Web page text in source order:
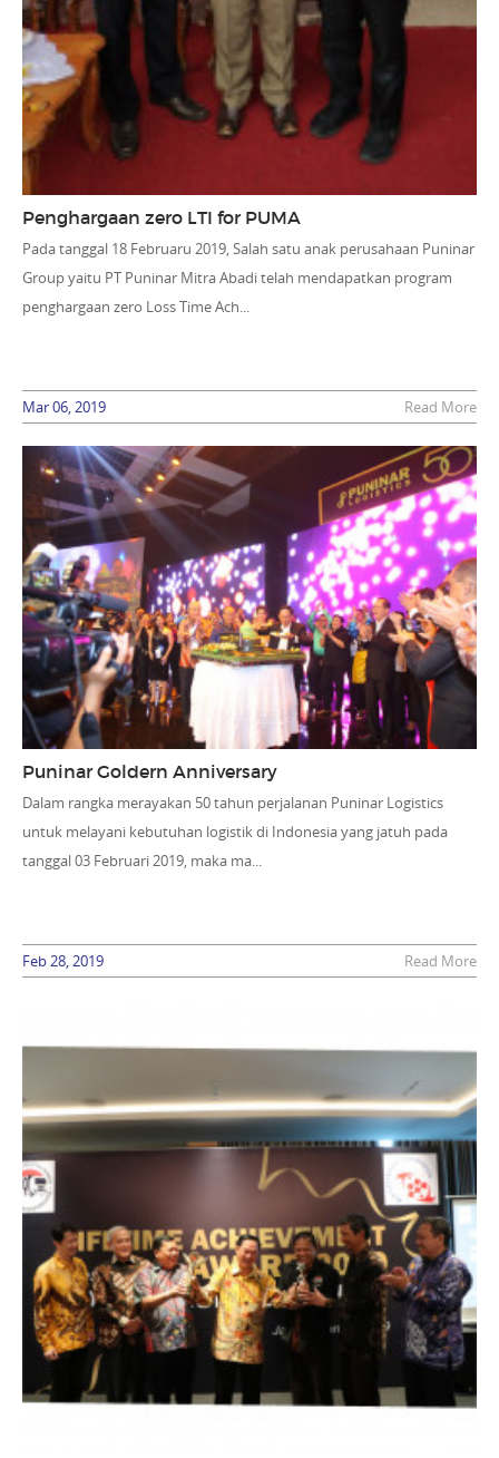
Penghargaan zero LTI for PUMA
Pada tanggal 18 Februaru 2019, Salah satu anak perusahaan Puninar
Group yaitu PT Puninar Mitra Abadi telah mendapatkan program
penghargaan zero Loss Time Ach...
Mar 06, 2019 Read More
Puninar Goldern Anniversary
Dalam rangka merayakan 50 tahun perjalanan Puninar Logistics
untuk melayani kebutuhan logistik di Indonesia yang jatuh pada
tanggal 03 Februari 2019, maka ma...
Feb 28, 2019 Read More